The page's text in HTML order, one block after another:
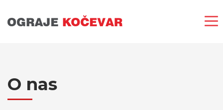
O nas